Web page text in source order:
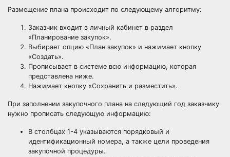
Размещение плана происходит по следующему алгоритму:
Заказчик входит в личный кабинет в раздел
«Планирование закупок».
Выбирает опцию «План закупок» и нажимает кнопку
«Создать».
Прописывает в системе всю информацию, которая
представлена ниже.
Нажимает кнопку «Сохранить и разместить».
При заполнении закупочного плана на следующий год заказчику
нужно прописать следующую информацию:
В столбцах 1-4 указываются порядковый и
идентификационный номера, а также цели проведения
закупочной процедуры.